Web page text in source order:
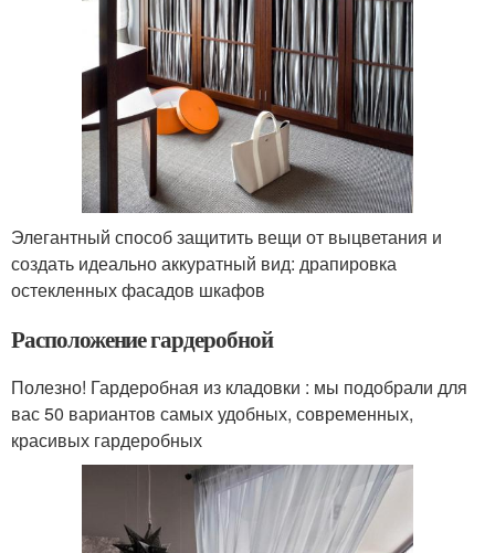
Элегантный способ защитить вещи от выцветания и
создать идеально аккуратный вид: драпировка
остекленных фасадов шкафов
Расположение гардеробной
Полезно! Гардеробная из кладовки : мы подобрали для
вас 50 вариантов самых удобных, современных,
красивых гардеробных